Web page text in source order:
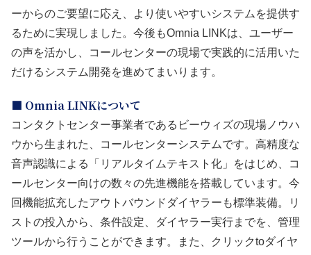
ーからのご要望に応え、より使いやすいシステムを提供す
るために実現しました。今後もOmnia LINKは、ユーザー
の声を活かし、コールセンターの現場で実践的に活用いた
だけるシステム開発を進めてまいります。
■ Omnia LINKについて
コンタクトセンター事業者であるビーウィズの現場ノウハ
ウから生まれた、コールセンターシステムです。高精度な
音声認識による「リアルタイムテキスト化」をはじめ、コ
ールセンター向けの数々の先進機能を搭載しています。今
回機能拡充したアウトバウンドダイヤラーも標準装備。リ
ストの投入から、条件設定、ダイヤラー実行までを、管理
ツールから行うことができます。また、クリックtoダイヤ